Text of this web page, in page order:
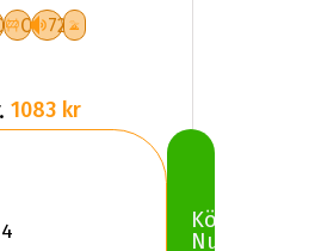
C 72
1083 kr
Köp
Nu